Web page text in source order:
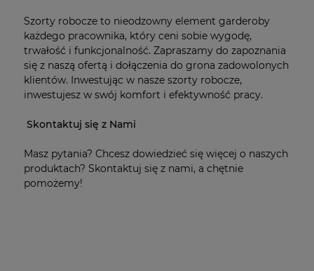
Szorty robocze to nieodzowny element garderoby
każdego pracownika, który ceni sobie wygodę,
trwałość i funkcjonalność. Zapraszamy do zapoznania
się z naszą ofertą i dołączenia do grona zadowolonych
klientów. Inwestując w nasze szorty robocze,
inwestujesz w swój komfort i efektywność pracy.
Skontaktuj się z Nami
Masz pytania? Chcesz dowiedzieć się więcej o naszych
produktach? Skontaktuj się z nami, a chętnie
pomożemy!